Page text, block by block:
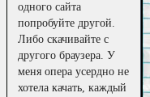
одного сайта
попробуйте другой.
Либо скачивайте с
другого браузера. У
меня опера усердно не
хотела качать, каждый